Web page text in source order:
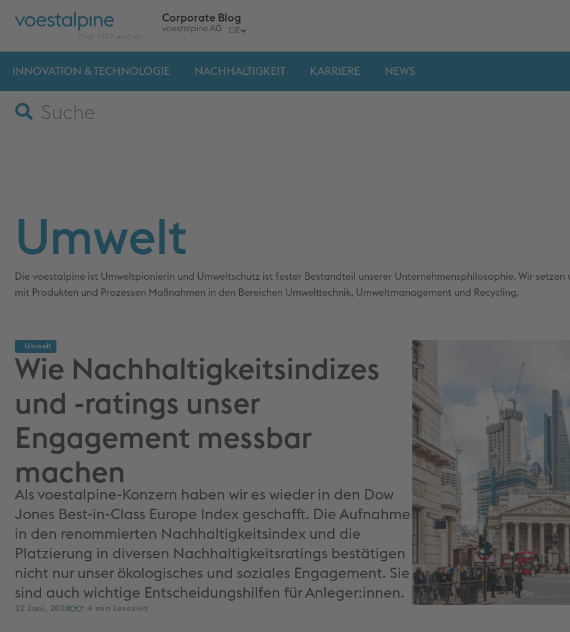
Corporate Blog
voestalpine AG DE
INNOVATION & TECHNO­LOGIE NACHHALTIGKEIT KARRIERE NEWS
Umwelt
Die voestalpine ist Umweltpionierin und Umweltschutz ist fester Bestandteil unserer Unternehmensphilosophie. Wir setzen
mit Produkten und Prozessen Maßnahmen in den Bereichen Umwelttechnik, Umweltmanagement und Recycling.
Umwelt
Wie Nachhaltigkeitsindizes
und -ratings unser
Engagement messbar
machen
Als voestalpine-Konzern haben wir es wieder in den Dow
Jones Best-in-Class Europe Index geschafft. Die Aufnahme
in den renommierten Nachhaltigkeitsindex und die
Platzierung in diversen Nachhaltigkeitsratings bestätigen
nicht nur unser ökologisches und soziales Engagement. Sie
sind auch wichtige Entscheidungshilfen für Anleger:innen.
22 Juni, 2026 4